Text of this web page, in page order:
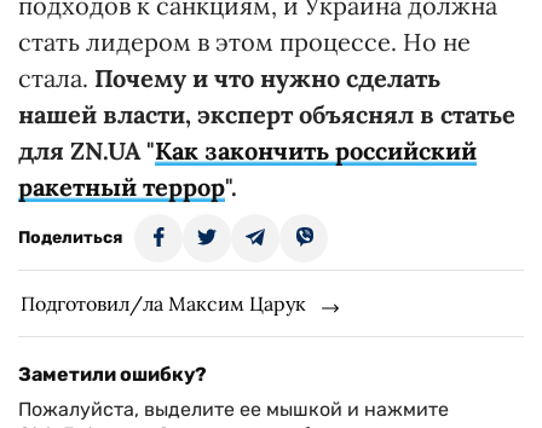
стать лидером в этом процессе. Но не
стала. Почему и что нужно сделать
нашей власти, эксперт объяснял в статье
для ZN.UA "Как закончить российский
ракетный террор".
Поделиться
Подготовил/ла Максим Царук
Заметили ошибку?
Пожалуйста, выделите ее мышкой и нажмите